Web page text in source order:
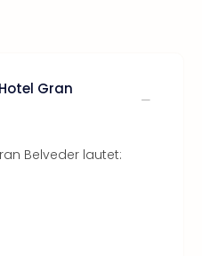
Gran
Belveder lautet: